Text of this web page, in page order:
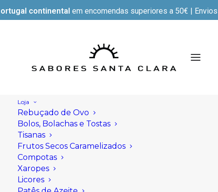
continental em encomendas superiores a 50€ |
Loja
Rebuçado de Ovo
Bolos, Bolachas e Tostas
Tisanas
Frutos Secos Caramelizados
Compotas
Xaropes
Licores